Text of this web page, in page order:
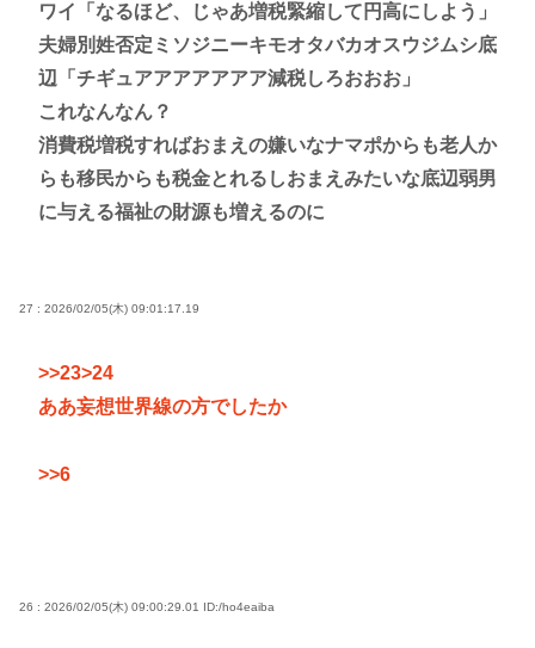
ワイ「なるほど、じゃあ増税緊縮して円高にしよう」
夫婦別姓否定ミソジニーキモオタバカオスウジムシ底
辺「チギュアアアアアアア減税しろおおお」
これなんなん？
消費税増税すればおまえの嫌いなナマポからも老人か
らも移民からも税金とれるしおまえみたいな底辺弱男
に与える福祉の財源も増えるのに
27 : 2026/02/05(木) 09:01:17.19
>>23>24
ああ妄想世界線の方でしたか
>>6
26 : 2026/02/05(木) 09:00:29.01 ID:/ho4eaiba